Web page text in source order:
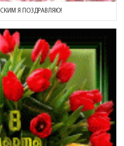
Я ПОЗДРАВЛЯЮ!